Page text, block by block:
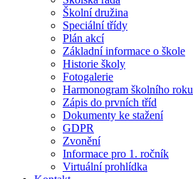
Školní družina
Speciální třídy
Plán akcí
Základní informace o škole
Historie školy
Fotogalerie
Harmonogram školního roku
Zápis do prvních tříd
Dokumenty ke stažení
GDPR
Zvonění
Informace pro 1. ročník
Virtuální prohlídka